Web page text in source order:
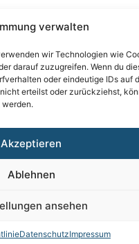
verwalten
wir Technologien wie
darauf zuzugreifen. Wenn du
oder eindeutige IDs auf
erteilst oder zurückziehst,
Akzeptieren
Ablehnen
ansehen
DatenschutzImpressum